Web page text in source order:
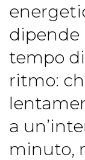
dipende
tempo
ritmo:
a
minuto,